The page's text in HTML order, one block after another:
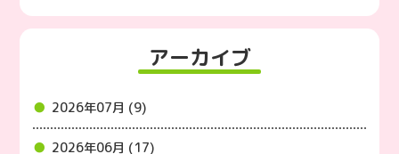
アーカイブ
2026年07月 (9)
2026年06月 (17)